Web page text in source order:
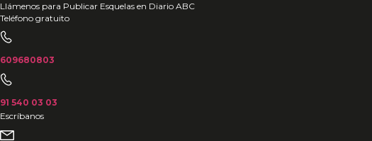
Ir
al
contenido
Llámenos para Publicar Esquelas en Diario ABC
Teléfono gratuito
609680803
91 540 03 03
Escríbanos